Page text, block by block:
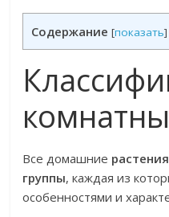
Содержание [показать]
Все домашние
группы, каждая из
особенностями и